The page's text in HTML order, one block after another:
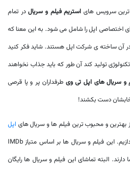
سرویس های استریم فیلم و سریالدر تمام
اپل را شامل می شود. به این معنا که
آن ساخته ی شرکت اپل هستند. شاید فکر کنید
تولید کند آن طور که باید جذاب نخواهند
و سریال های اپل تی وی طرفداران پر و پا قرصی
دست بکشند!
اپل
در سال 2024 می پردازیم. این فیلم و سریال ها بر اساس متیاز IMDb
البته تماشای این فیلم و سریال ها رایگان